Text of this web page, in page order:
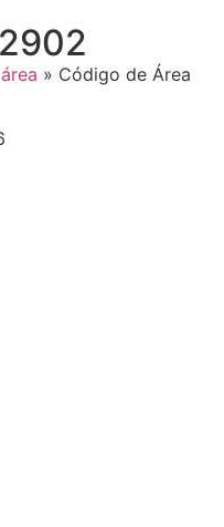
» Código de Área